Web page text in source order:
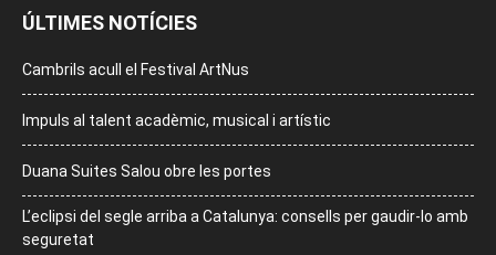
ÚLTIMES NOTÍCIES
Cambrils acull el Festival ArtNus
Impuls al talent acadèmic, musical i artístic
Duana Suites Salou obre les portes
L’eclipsi del segle arriba a Catalunya: consells per gaudir-lo amb
seguretat